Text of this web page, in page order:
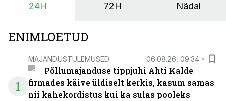
24H 72H Nädal
ENIMLOETUD
1
MAJANDUSTULEMUSED 06.08.26, 09:34
Põllumajanduse tippjuhi Ahti Kalde
firmades käive üldiselt kerkis, kasum samas
nii kahekordistus kui ka sulas pooleks